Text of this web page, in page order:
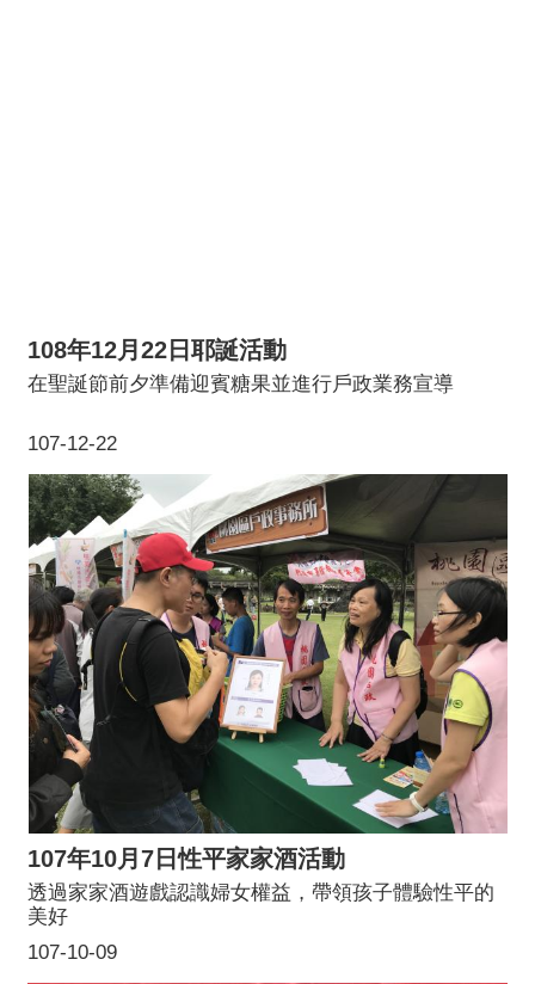
108年12月22日耶誕活動
107-12-22
在聖誕節前夕準備迎賓糖果並進行戶政業務宣導
107年10月7日性平家家酒活動
107-10-09
透過家家酒遊戲認識婦女權益，帶領孩子體驗性平的
美好